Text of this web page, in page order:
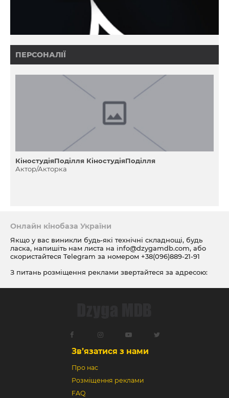
ПЕРСОНАЛІЇ
КіностудіяПоділля КіностудіяПоділля
Актор/Акторка
Онлайн кінобаза України
Якщо у вас виникли будь-які технічні складнощі, будь
ласка, напишіть нам листа на info@dzygamdb.com, або
скористайтеся Telegram за номером +38(096)889-21-91
З питань розміщення реклами звертайтеся за адресою:
посиланням
Зв’язатися з нами
Про нас
Розміщення реклами
FAQ